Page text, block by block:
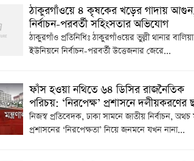
ঠাকুরগাঁওয়ে ৪ কৃষকের খড়ের গাদায়
নির্বাচন-পরবর্তী সহিংসতার অভিযোগ
ঠাকুরগাঁও প্রতিনিধিঃ ঠাকুরগাঁওয়ের ভুল্লী থানার বালিয়া
ইউনিয়নে নির্বাচন-পরবর্তী উত্তেজনার জেরে...
ফাঁস হওয়া নথিতে ৬৪ ডিসির রাজনৈতিক
পরিচয়: ‘নিরপেক্ষ’ প্রশাসনে দলীয়করণের
নিজস্ব প্রতিবেদক, ঢাকা সামনে জাতীয় নির্বাচন, অথচ
প্রশাসনের ‘নিরপেক্ষতা’ নিয়ে জনমনে যখন নানা...